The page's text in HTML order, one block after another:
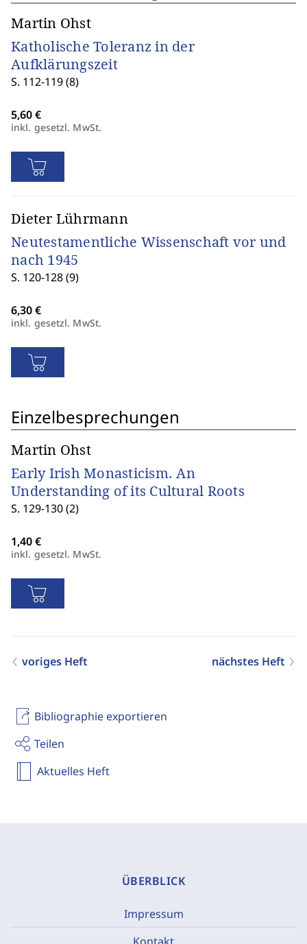
Bibliographie exportieren
Teilen
Aktuelles Heft
Martin Ohst
Katholische Toleranz in der
Aufklärungszeit
S. 112-119 (8)
inkl. gesetzl. MwSt.
Dieter Lührmann
Neutestamentliche Wissenschaft vor und
nach 1945
S. 120-128 (9)
inkl. gesetzl. MwSt.
Einzelbesprechungen
Martin Ohst
Early Irish Monasticism. An
Understanding of its Cultural Roots
S. 129-130 (2)
inkl. gesetzl. MwSt.
voriges Heft nächstes Heft
ÜBERBLICK
Impressum
Kontakt